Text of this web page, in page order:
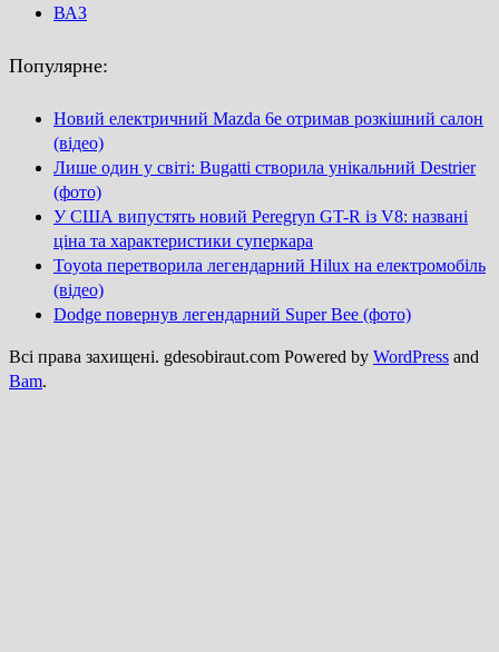
ВАЗ
Популярне:
Новий електричний Mazda 6e отримав розкішний салон
(відео)
Лише один у світі: Bugatti створила унікальний Destrier
(фото)
У США випустять новий Peregryn GT-R із V8: названі
ціна та характеристики суперкара
Toyota перетворила легендарний Hilux на електромобіль
(відео)
Dodge повернув легендарний Super Bee (фото)
Всі права захищені. gdesobiraut.com Powered by WordPress and
Bam.